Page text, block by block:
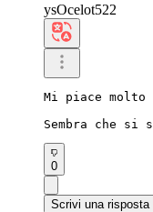
ysOcelot522
Mi piace
Sembra che si
0
Scrivi una risposta